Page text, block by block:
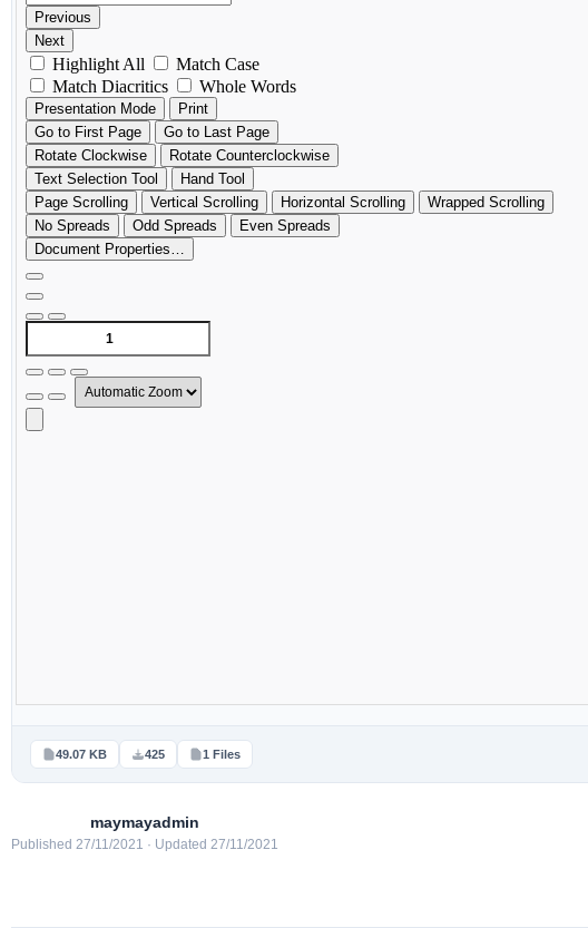
49.07 KB 425 1 Files
maymayadmin
Published 27/11/2021 · Updated 27/11/2021